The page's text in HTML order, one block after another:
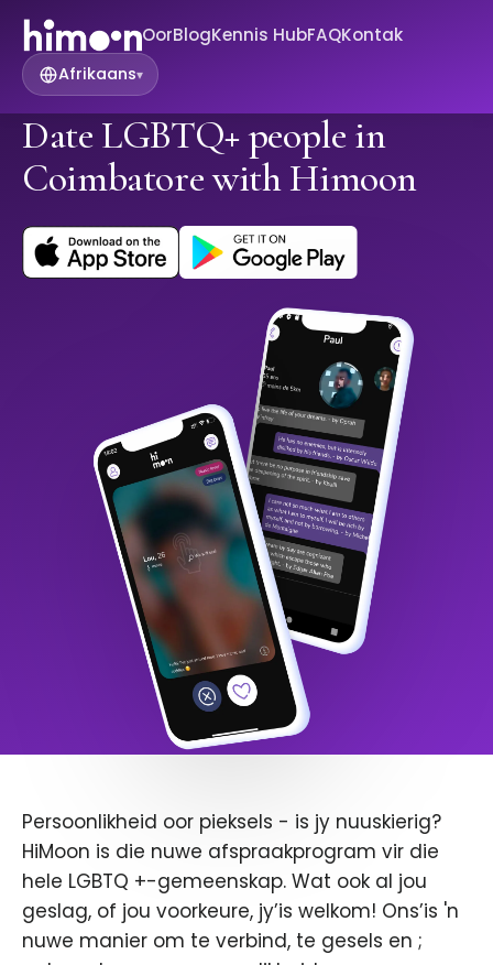
OorBlogKennis HubFAQKontak
Afrikaans▾
Date LGBTQ+ people in
Coimbatore with Himoon
Persoonlikheid oor pieksels - is jy nuuskierig?
HiMoon is die nuwe afspraakprogram vir die
hele LGBTQ +-gemeenskap. Wat ook al jou
geslag, of jou voorkeure, jy’is welkom! Ons’is 'n
nuwe manier om te verbind, te gesels en ;